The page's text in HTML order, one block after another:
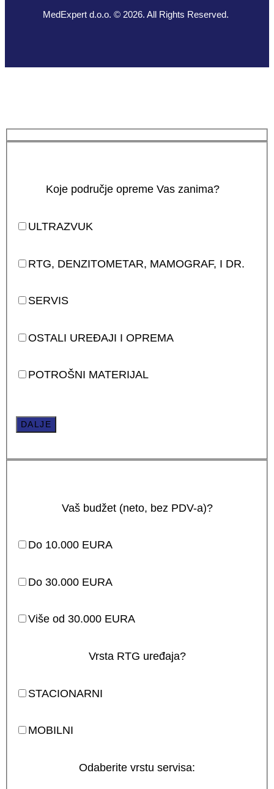
MedExpert d.o.o. © 2026. All Rights Reserved.
Koje područje opreme Vas zanima?
ULTRAZVUK
RTG, DENZITOMETAR, MAMOGRAF, I DR.
SERVIS
OSTALI UREĐAJI I OPREMA
POTROŠNI MATERIJAL
DALJE
Vaš budžet (neto, bez PDV-a)?
Do 10.000 EURA
Do 30.000 EURA
Više od 30.000 EURA
Vrsta RTG uređaja?
STACIONARNI
MOBILNI
Odaberite vrstu servisa: